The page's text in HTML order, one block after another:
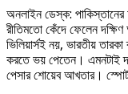
অনলাইন ডেস্ক:
রীতিমতো কেঁদে ফেলেন দক্ষিণ
ভিলিয়ার্সই নয়, ভারতীয়
করতে ভয় পেতেন। এমনটাই
পেসার শোয়েব আখতার।